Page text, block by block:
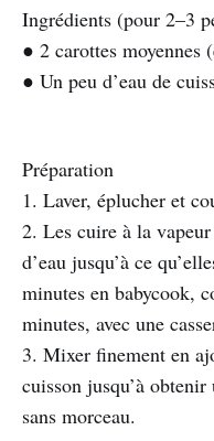
Ingrédients (pour 2–3
● 2 carottes moyennes
● Un peu d’eau de
Préparation
1. Laver, éplucher et
2. Les cuire à la
d’eau jusqu’à ce
minutes en babycook,
minutes, avec une
3. Mixer finement en
cuisson jusqu’à
sans morceau.